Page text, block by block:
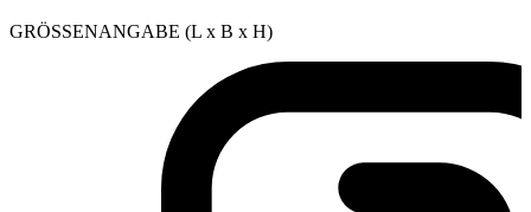
GRÖSSENANGABE (L x B x H)